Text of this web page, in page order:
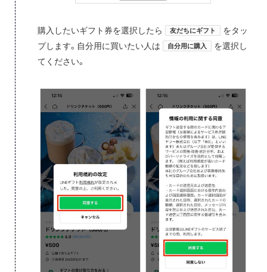
購入したいギフト券を選択したら 友だちにギフト
をタッ
プします。自分用に買いたい人は
自分用に購入
を選択し
てください。